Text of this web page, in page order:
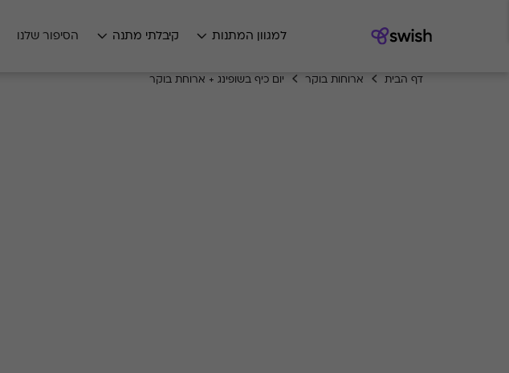
למגוון המתנות קיבלתי מתנה הסיפור שלנו
דף הבית ארוחות בוקר יום כיף בשופינג + ארוחת בוקר